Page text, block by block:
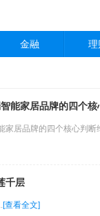
金融
能家居品牌的四个
家居品牌的四个核心判
千层
[查看全文]